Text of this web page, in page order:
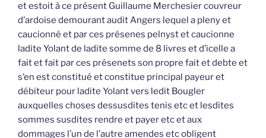
et estoit à ce présent Guillaume Merchesier couvreur
d’ardoise demourant audit Angers lequel a pleny et
caucionné et par ces présenes pelnyst et caucionne
ladite Yolant de ladite somme de 8 livres et d’icelle a
fait et fait par ces présenets son propre fait et debte et
s’en est constitué et constitue principal payeur et
débiteur pour ladite Yolant vers ledit Bougler
auxquelles choses dessusdites tenis etc et lesdites
sommes susdites rendre et payer etc et aux
dommages l’un de l’autre amendes etc obligent